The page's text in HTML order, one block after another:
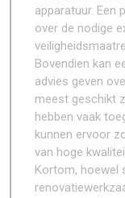
apparatuur. Een
over de nodige
Bovendien kan
advies geven
meest geschikt
hebben vaak
kunnen ervoor
van hoge
Kortom, hoewel